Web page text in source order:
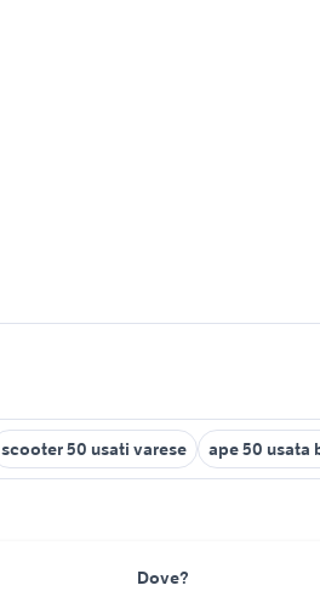
scooter 50 usati varese ape 50 usata
Dove?